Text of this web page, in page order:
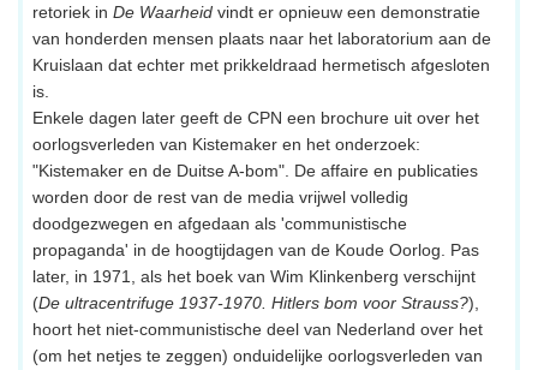
retoriek in De Waarheid vindt er opnieuw een demonstratie
van honderden mensen plaats naar het laboratorium aan de
Kruislaan dat echter met prikkeldraad hermetisch afgesloten
is.
Enkele dagen later geeft de CPN een brochure uit over het
oorlogsverleden van Kistemaker en het onderzoek:
"Kistemaker en de Duitse A-bom". De affaire en publicaties
worden door de rest van de media vrijwel volledig
doodgezwegen en afgedaan als 'communistische
propaganda' in de hoogtijdagen van de Koude Oorlog. Pas
later, in 1971, als het boek van Wim Klinkenberg verschijnt
(De ultracentrifuge 1937-1970. Hitlers bom voor Strauss?),
hoort het niet-communistische deel van Nederland over het
(om het netjes te zeggen) onduidelijke oorlogsverleden van